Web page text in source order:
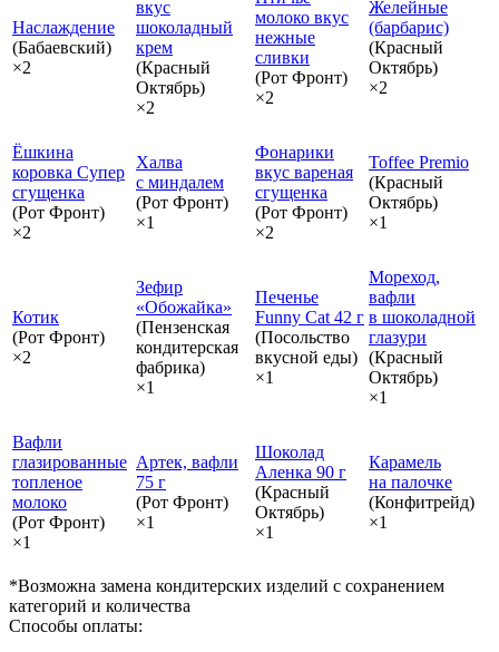
Наслаждение
(Бабаевский)
×2
вкус
шоколадный
крем
(Красный
Октябрь)
×2
молоко вкус
нежные
сливки
(Рот Фронт)
×2
Желейные
(барбарис)
(Красный
Октябрь)
×2
Ёшкина
коровка Супер
сгущенка
(Рот Фронт)
×2
Халва
с миндалем
(Рот Фронт)
×1
Фонарики
вкус вареная
сгущенка
(Рот Фронт)
×2
Toffee Premio
(Красный
Октябрь)
×1
Котик
(Рот Фронт)
×2
Зефир
«Обожайка»
(Пензенская
кондитерская
фабрика)
×1
Печенье
Funny Cat 42 г
(Посольство
вкусной еды)
×1
Мореход,
вафли
в шоколадной
глазури
(Красный
Октябрь)
×1
Вафли
глазированные
топленое
молоко
(Рот Фронт)
×1
Артек, вафли
75 г
(Рот Фронт)
×1
Шоколад
Аленка 90 г
(Красный
Октябрь)
×1
Карамель
на палочке
(Конфитрейд)
×1
*Возможна замена кондитерских изделий с сохранением
категорий и количества
Способы оплаты: